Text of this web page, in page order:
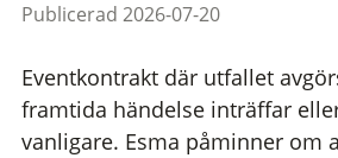
Publicerad 2026-07-20
Eventkontrakt där utfallet
framtida händelse inträffar
vanligare. Esma påminner om